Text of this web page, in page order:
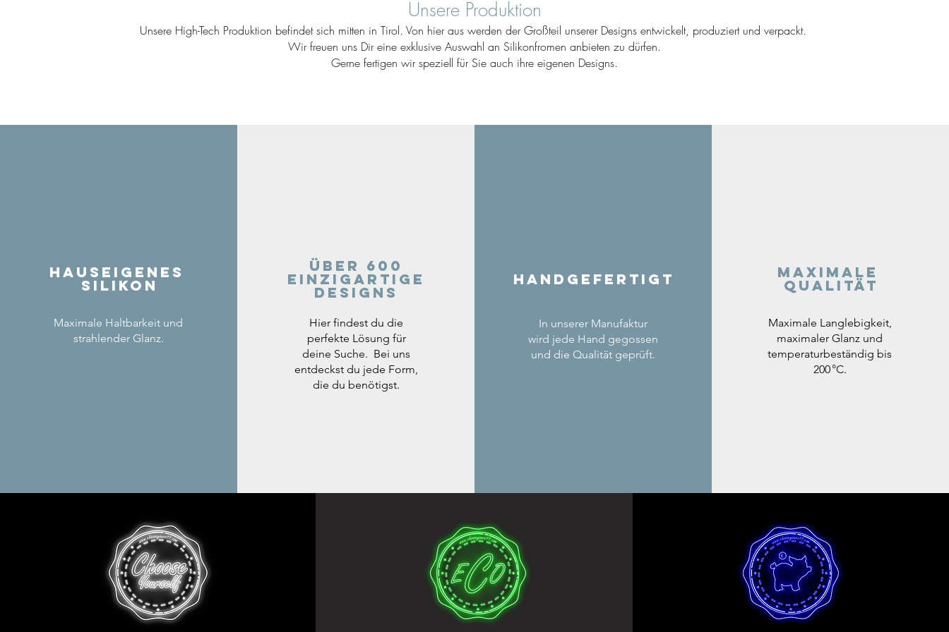
Unsere Produktion
Unsere High-Tech Produktion befindet sich mitten in Tirol. Von hier aus werden der Großteil unserer Designs entwickelt, produziert und verpackt.
Wir freuen uns Dir eine exklusive Auswahl an Silikonfromen anbieten zu dürfen.
Gerne fertigen wir speziell für Sie auch ihre eigenen Designs.
Hauseigenes
Silikon
Maximale Haltbarkeit und
strahlender Glanz.
Über 600
einzigartige
Designs
Hier findest du die
perfekte Lösung für
deine Suche. Bei uns
entdeckst du jede Form,
die du benötigst.
Handgefertigt
In unserer Manufaktur
wird jede Hand gegossen
und die Qualität geprüft.
Maximale
Qualität
Maximale Langlebigkeit,
maximaler Glanz und
temperaturbeständig bis
200 °C.